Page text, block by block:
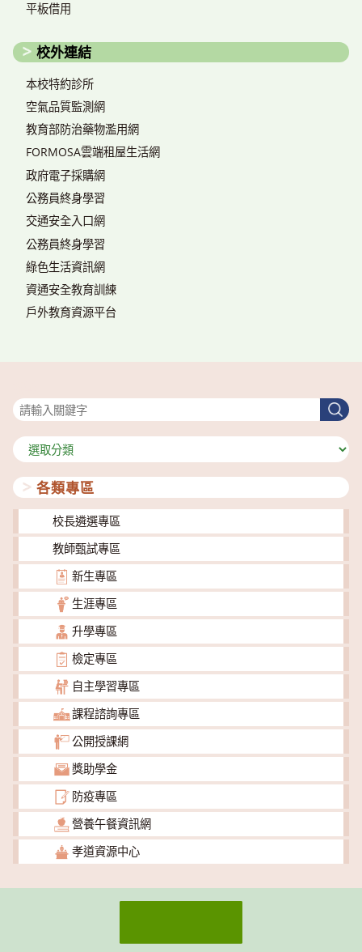
平板借用
校外連結
本校特約診所
空氣品質監測網
教育部防治藥物濫用網
FORMOSA雲端租屋生活網
政府電子採購網
公務員終身學習
交通安全入口網
公務員終身學習
綠色生活資訊網
資通安全教育訓練
戶外教育資源平台
搜
尋
分
類
各類專區
校長遴選專區
教師甄試專區
新生專區
生涯專區
升學專區
檢定專區
自主學習專區
課程諮詢專區
公開授課網
獎助學金
防疫專區
營養午餐資訊網
孝道資源中心